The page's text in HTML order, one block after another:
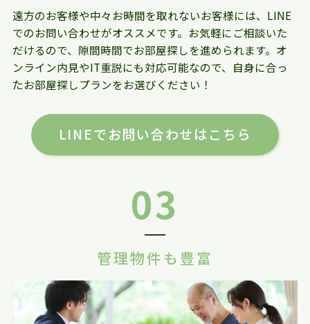
遠方のお客様や中々お時間を取れないお客様には、LINE
でのお問い合わせがオススメです。お気軽にご相談いた
だけるので、隙間時間でお部屋探しを進められます。オ
ンライン内見やIT重説にも対応可能なので、自身に合っ
たお部屋探しプランをお選びください！
LINEでお問い合わせはこちら
03
管理物件も豊富